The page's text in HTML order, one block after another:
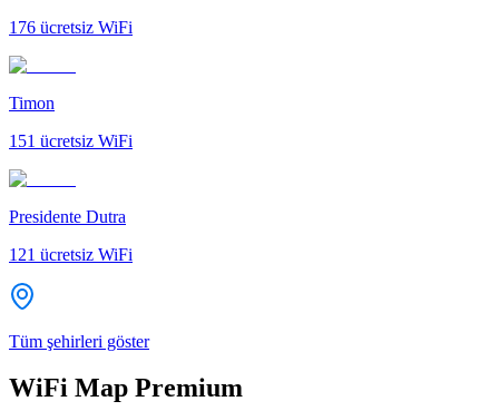
176 ücretsiz WiFi
Timon
151 ücretsiz WiFi
Presidente Dutra
121 ücretsiz WiFi
Tüm şehirleri göster
WiFi Map Premium